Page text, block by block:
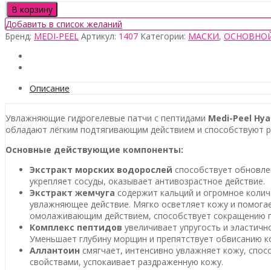
Количество
товара
Medi-
Peel
Hyaluron
Aqua
Patch
В корзину
Добавить в список желаний
Бренд: MEDI-PEEL Артикул: 1407 Категории: МАСКИ,
Описание
Увлажняющие гидрогелевые патчи с пептидами Medi-Peel
обладают лёгким подтягивающим действием и способствуют
Основные действующие компоненты:
Экстракт морских водорослей способствует
укрепляет сосуды, оказывает антивозрастное действие.
Экстракт жемчуга содержит кальций и огромное
увлажняющее действие. Мягко осветляет кожу и
омолаживающим действием, способствует
Комплекс пептидов увеличивает упругость и
Уменьшает глубину морщин и препятствует обвисанию
Аллантоин смягчает, интенсивно увлажняет кожу,
свойствами, успокаивает раздраженную кожу.